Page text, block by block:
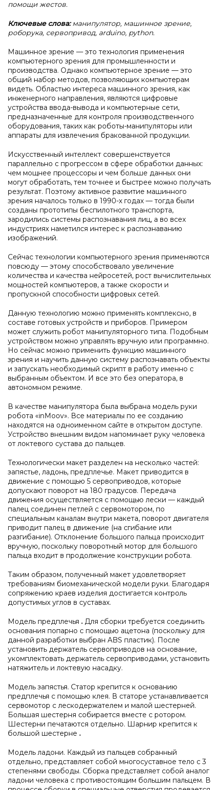
помощи жестов.
Ключевые слова:манипулятор, машинное зрение,
роборука, сервопривод, arduino, python.
Машинное зрение — это технология применения
компьютерного зрения для промышленности и
производства. Однако компьютерное зрение — это
общий набор методов, позволяющих компьютерам
видеть. Областью интереса машинного зрения, как
инженерного направления, являются цифровые
устройства ввода-вывода и компьютерные сети,
предназначенные для контроля производственного
оборудования, таких как роботы-манипуляторы или
аппараты для извлечения бракованной продукции.
Искусственный интеллект совершенствуется
параллельно с прогрессом в сфере обработки данных:
чем мощнее процессоры и чем больше данных они
могут обработать, тем точнее и быстрее можно получать
результат. Поэтому активное развитие машинного
зрения началось только в 1990-х годах — тогда были
созданы прототипы беспилотного транспорта,
зародились системы распознавания лиц, а во всех
индустриях наметился интерес к распознаванию
изображений.
Сейчас технологии компьютерного зрения применяются
повсюду — этому способствовало увеличение
количества и качества нейросетей, рост вычислительных
мощностей компьютеров, а также скорости и
пропускной способности цифровых сетей.
Данную технологию можно применять комплексно, в
составе готовых устройств и приборов. Примером
может служить робот манипуляторного типа. Подобным
устройством можно управлять вручную или программно.
Но сейчас можно применить функцию машинного
зрения и научить данную систему распознавать объекты
и запускать необходимый скрипт в работу именно с
выбранным объектом. И все это без оператора, в
автономном режиме.
В качестве манипулятора была выбрана модель руки
робота «inMoov». Все материалы по ее созданию
находятся на одноименном сайте в открытом доступе.
Устройство внешним видом напоминает руку человека
от локтевого сустава до пальцев.
Технологически макет разделен на несколько частей:
запястье, ладонь, предплечье. Макет приводится в
движение с помощью 5 сервоприводов, которые
допускают поворот на 180 градусов. Передача
движения осуществляется с помощью лески — каждый
палец соединен петлей с сервомотором, по
специальным каналам внутри макета, поворот двигателя
приводит палец в движение (на сгибание или
разгибание). Отклонение большого пальца происходит
вручную, поскольку поворотный мотор для большого
пальца входит в продолжение конструкции робота.
Таким образом, полученный макет удовлетворяет
требованиям биомеханической модели руки. Благодаря
сопряжению краев изделия достигается контроль
допустимых углов в суставах.
Модель предплечья . Для сборки требуется соединить
основания попарно с помощью ацетона (поскольку для
данной разработки выбран ABS пластик). После
установить держатель сервоприводов на основание,
укомплектовать держатель сервоприводами, установить
натяжитель и локтевую насадку.
Модель запястья. Статор крепится к основанию
предплечья с помощью клея. В статоре устанавливается
сервомотор с лескодержателем и малой шестерней.
Большая шестерня собирается вместе с ротором.
Шестерни печатаются отдельно. Шарнир крепится к
большой шестерне .
Модель ладони. Каждый из пальцев собранный
отдельно, представляет собой многосуставное тело с 3
степенями свободы. Сборка представляет собой аналог
ладони человека с противостоящим большим пальцем. В